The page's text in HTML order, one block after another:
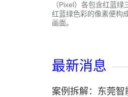
（Pixel）各包含红蓝
红蓝绿色彩的像素便构
画面。
最新消息
案例拆解：东莞智